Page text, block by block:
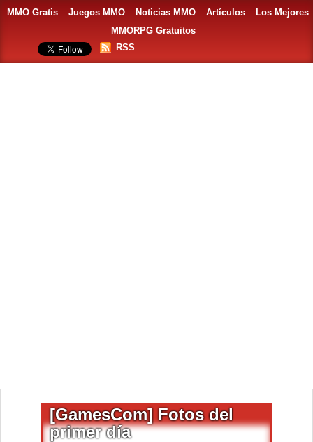
MMO Gratis Juegos MMO Noticias MMO Artículos
Los Mejores
MMORPG Gratuitos
RSS
[GamesCom] Fotos del
primer día